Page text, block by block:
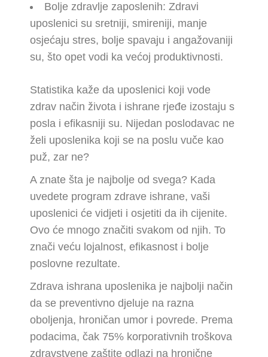
Bolje zdravlje zaposlenih: Zdravi
uposlenici su sretniji, smireniji, manje
osjećaju stres, bolje spavaju i angažovaniji
su, što opet vodi ka većoj produktivnosti.
Statistika kaže da uposlenici koji vode
zdrav način života i ishrane rjeđe izostaju s
posla i efikasniji su. Nijedan poslodavac ne
želi uposlenika koji se na poslu vuče kao
puž, zar ne?
A znate šta je najbolje od svega? Kada
uvedete program zdrave ishrane, vaši
uposlenici će vidjeti i osjetiti da ih cijenite.
Ovo će mnogo značiti svakom od njih. To
znači veću lojalnost, efikasnost i bolje
poslovne rezultate.
Zdrava ishrana uposlenika je najbolji način
da se preventivno djeluje na razna
oboljenja, hroničan umor i povrede. Prema
podacima, čak 75% korporativnih troškova
zdravstvene zaštite odlazi na hronične